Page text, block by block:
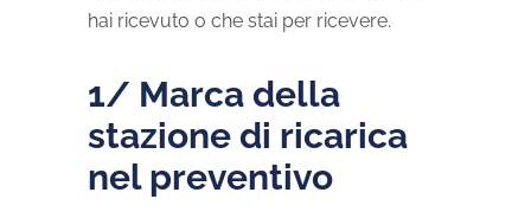
hai ricevuto o che stai per ricevere.
1/ Marca della
stazione di ricarica
nel preventivo